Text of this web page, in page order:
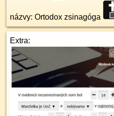
názvy: Ortodox zsinagóga
Extra: